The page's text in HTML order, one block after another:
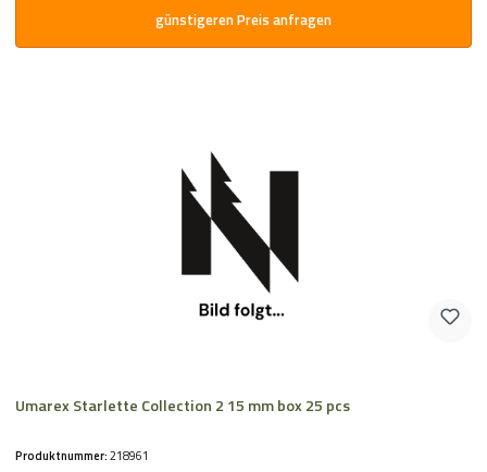
günstigeren Preis anfragen
Umarex Starlette Collection 2 15 mm box 25 pcs
Produktnummer:218961